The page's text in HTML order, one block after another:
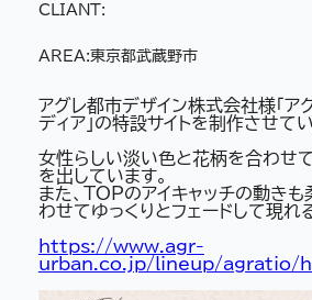
CLIANT:
AREA:東京都武蔵野市
アグレ都市デザイン株式会社様「ア
ディア」の特設サイトを制作させて
女性らしい淡い色と花柄を合わせ
を出しています。
また、TOPのアイキャッチの動きも
わせてゆっくりとフェードして現れ
https://www.agr-
urban.co.jp/lineup/agratio/